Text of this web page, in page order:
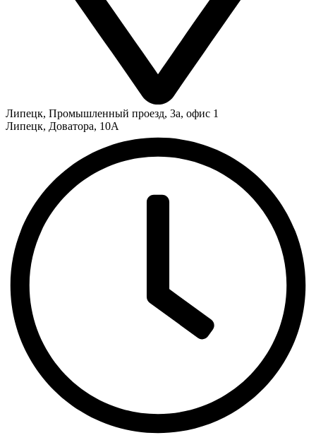
Липецк, Промышленный проезд, 3а, офис 1
Липецк, Доватора, 10А